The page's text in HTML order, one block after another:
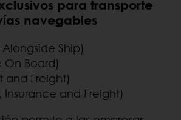
para transporte
navegables
Alongside Ship)
On Board)
and Freight)
Insurance and Freight)